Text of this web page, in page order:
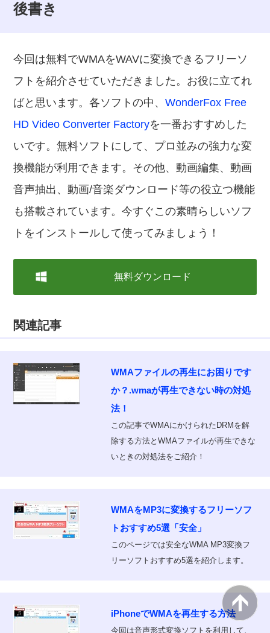
後書き
今回は無料でWMAをWAVに変換できるフリーソ
フトを紹介させていただきました。お役に立てれ
ばと思います。各ソフトの中、WonderFox Free
HD Video Converter Factoryを一番おすすめした
いです。無料ソフトにして、プロ並みの強力な変
換機能が利用できます。その他、動画編集、動画
音声抽出、動画/音楽ダウンロード等の役立つ機能
も搭載されています。今すぐこの素晴らしいソフ
トをインストールして使ってみましょう！
無料ダウンロード
関連記事
WMAファイルの再生にお困りです
か？.wmaが再生できない時の対処
法！
この記事でWMAにかけられたDRMを解
除する方法とWMAファイルが再生できな
いときの対処法をご紹介！
WMAをMP3に変換するフリーソフ
トおすすめ5選「安全」
このページでは安全なWMA MP3変換フ
リーソフトおすすめ5選を紹介します。
iPhoneでWMAを再生する方法
今回は音声形式変換ソフトを利用して、